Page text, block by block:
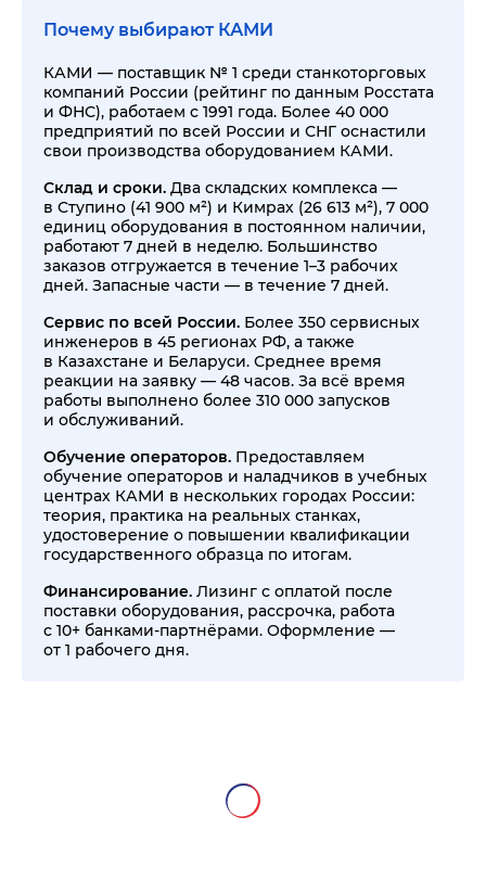
Почему выбирают КАМИ
КАМИ — поставщик № 1 среди станкоторговых
компаний России (рейтинг по данным Росстата
и ФНС), работаем с 1991 года. Более 40 000
предприятий по всей России и СНГ оснастили
свои производства оборудованием КАМИ.
Склад и сроки. Два складских комплекса —
в Ступино (41 900 м²) и Кимрах (26 613 м²), 7 000
единиц оборудования в постоянном наличии,
работают 7 дней в неделю. Большинство
заказов отгружается в течение 1–3 рабочих
дней. Запасные части — в течение 7 дней.
Сервис по всей России. Более 350 сервисных
инженеров в 45 регионах РФ, а также
в Казахстане и Беларуси. Среднее время
реакции на заявку — 48 часов. За всё время
работы выполнено более 310 000 запусков
и обслуживаний.
Обучение операторов. Предоставляем
обучение операторов и наладчиков в учебных
центрах КАМИ в нескольких городах России:
теория, практика на реальных станках,
удостоверение о повышении квалификации
государственного образца по итогам.
Финансирование. Лизинг с оплатой после
поставки оборудования, рассрочка, работа
с 10+ банками-партнёрами. Оформление —
от 1 рабочего дня.